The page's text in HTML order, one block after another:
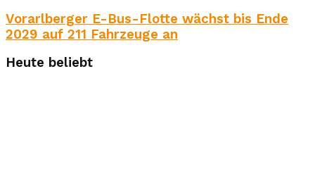
Vorarlberger E-Bus-Flotte wächst bis Ende
2029 auf 211 Fahrzeuge an
Heute beliebt